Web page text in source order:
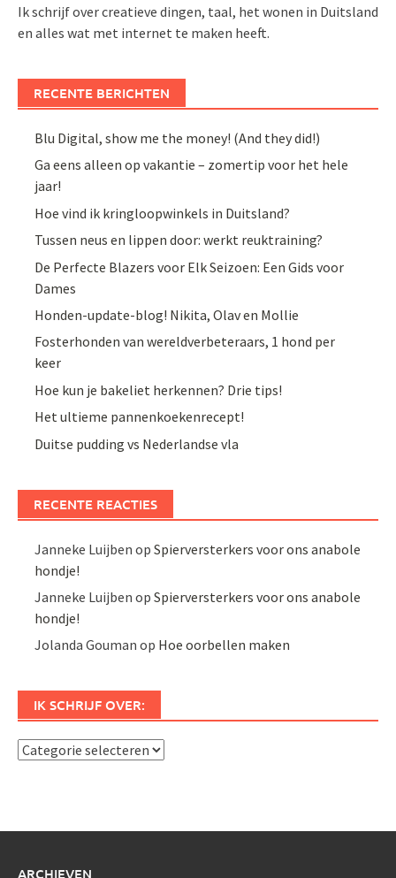
Ik schrijf over creatieve dingen, taal, het wonen in Duitsland
en alles wat met internet te maken heeft.
RECENTE BERICHTEN
Blu Digital, show me the money! (And they did!)
Ga eens alleen op vakantie – zomertip voor het hele
jaar!
Hoe vind ik kringloopwinkels in Duitsland?
Tussen neus en lippen door: werkt reuktraining?
De Perfecte Blazers voor Elk Seizoen: Een Gids voor
Dames
Honden-update-blog! Nikita, Olav en Mollie
Fosterhonden van wereldverbeteraars, 1 hond per
keer
Hoe kun je bakeliet herkennen? Drie tips!
Het ultieme pannenkoekenrecept!
Duitse pudding vs Nederlandse vla
RECENTE REACTIES
Janneke Luijben opSpierversterkers voor ons anabole
hondje!
Janneke Luijben opSpierversterkers voor ons anabole
hondje!
Jolanda Gouman op Hoe oorbellen maken
IK SCHRIJF OVER:
Ik
ARCHIEVEN